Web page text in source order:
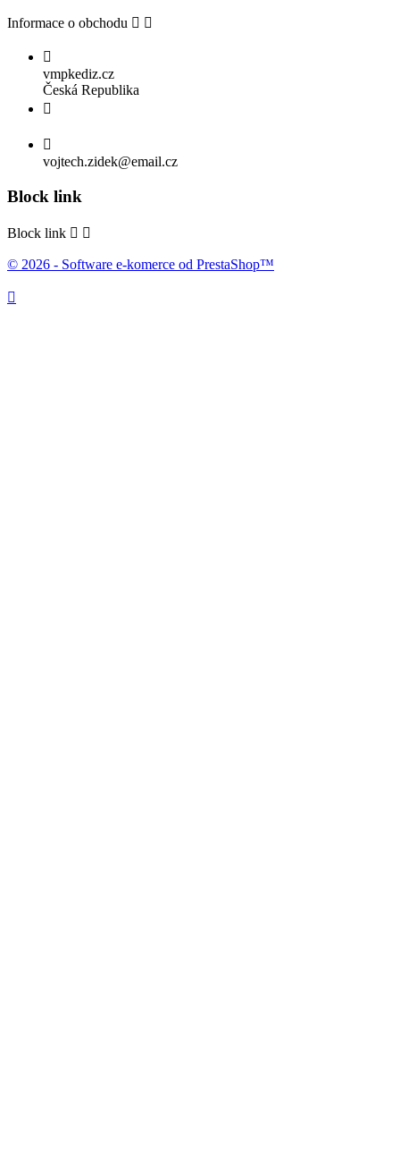
Informace o obchodu  

vmpkediz.cz
Česká Republika


vojtech.zidek@email.cz
Block link
Block link  
© 2026 - Software e-komerce od PrestaShop™
